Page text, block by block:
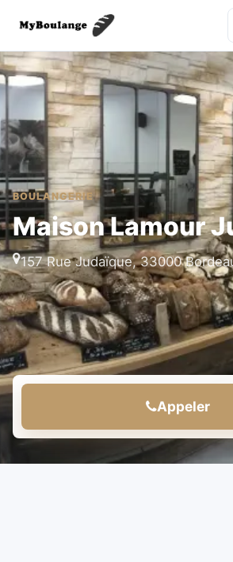
BOULANGERIE
Maison Lamour
157 Rue Judaïque, 33000
Appeler